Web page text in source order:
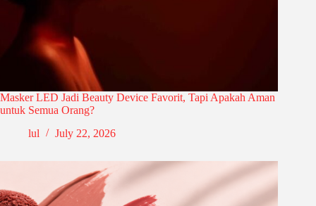
Masker LED Jadi Beauty Device Favorit, Tapi Apakah Aman
untuk Semua Orang?
lul
July 22, 2026